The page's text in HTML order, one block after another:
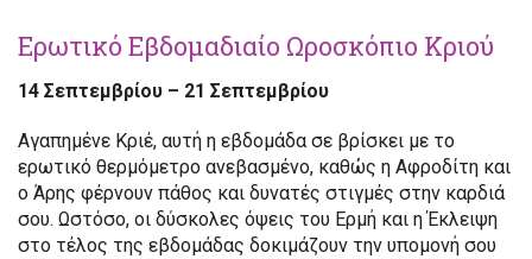
Ερωτικό Εβδομαδιαίο Ωροσκόπιο Κριού
14 Σεπτεμβρίου – 21 Σεπτεμβρίου
Αγαπημένε Κριέ, αυτή η εβδομάδα σε βρίσκει με το
ερωτικό θερμόμετρο ανεβασμένο, καθώς η Αφροδίτη και
ο Άρης φέρνουν πάθος και δυνατές στιγμές στην καρδιά
σου. Ωστόσο, οι δύσκολες όψεις του Ερμή και η Έκλειψη
στο τέλος της εβδομάδας δοκιμάζουν την υπομονή σου